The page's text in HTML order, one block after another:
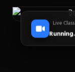
Live Class
Running...